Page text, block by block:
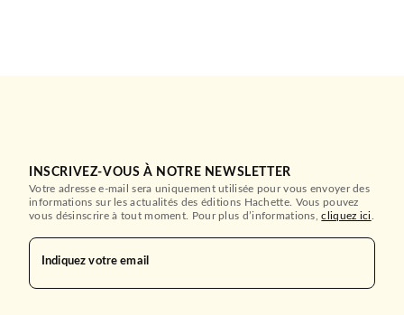
INSCRIVEZ-VOUS À NOTRE NEWSLETTER
Votre adresse e-mail sera uniquement utilisée pour vous envoyer des
informations sur les actualités des éditions Hachette. Vous pouvez
vous désinscrire à tout moment. Pour plus d’informations,cliquez ici
Indiquez votre email